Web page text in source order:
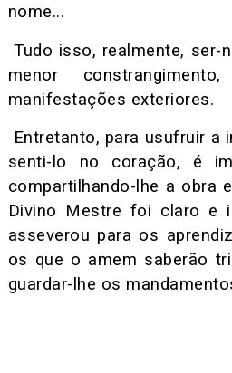
nome...
Tudo isso, realmente, ser-
menor
manifestações exteriores.
Entretanto, para usufruir a
senti-lo no coração, é
compartilhando-lhe a obra
Divino Mestre foi claro e
asseverou para os
os que o amem saberão
guardar-lhe os